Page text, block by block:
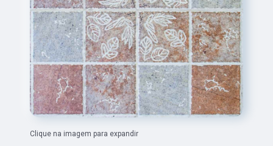
Clique na imagem para expandir